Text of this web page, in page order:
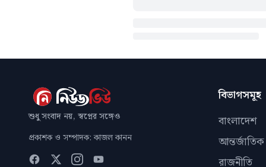
শুধু সংবাদ নয়, স্বপ্নের সঙ্গেও
প্রকাশক ও সম্পাদক: কাজল কানন
বিভাগসমূহ
বাংলাদেশ
আন্তর্জাতিক
রাজনীতি